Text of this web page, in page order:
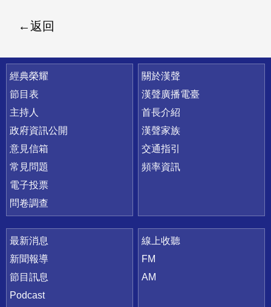
返回
快速連結
經典榮耀
節目表
主持人
政府資訊公開
意見信箱
常見問題
電子投票
問卷調查
關於漢聲
漢聲廣播電臺
首長介紹
漢聲家族
交通指引
頻率資訊
最新消息
新聞報導
節目訊息
Podcast
線上收聽
FM
AM